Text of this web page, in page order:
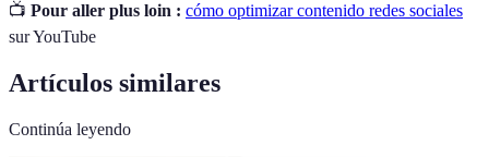
📺 Pour aller plus loin : cómo optimizar contenido redes sociales
sur YouTube
Artículos similares
Continúa leyendo